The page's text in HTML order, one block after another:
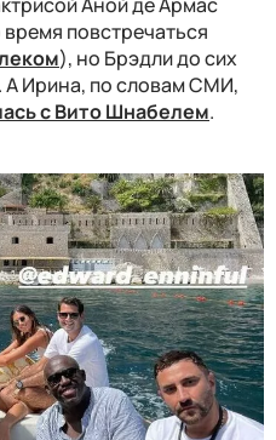
повстречаться
), но Брэдли до сих
Ирина, по словам СМИ,
с Вито Шнабелем.